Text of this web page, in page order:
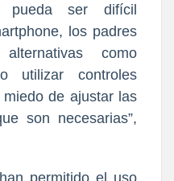
pueda ser difícil
los padres
como
utilizar controles
miedo de ajustar las
son necesarias”,
permitido el uso